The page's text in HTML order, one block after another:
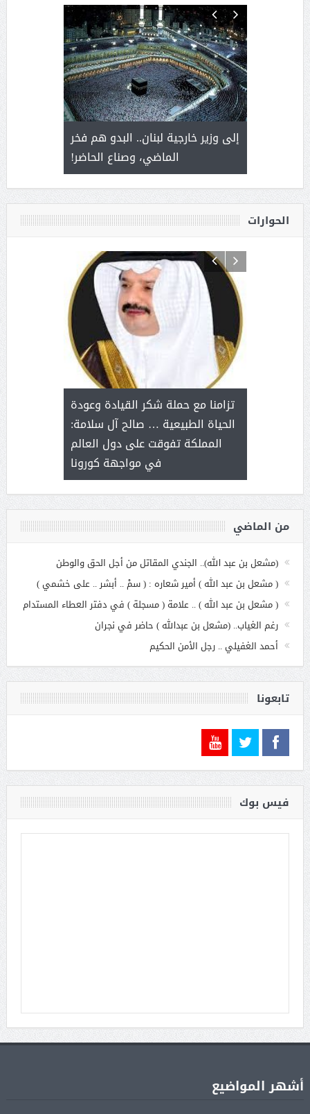
سلمان
إلى وزير خارجية لبنان.. البدو هم فخر
الماضي، وصناع الحاضر!
الحوارات
مع
بنت
تزامنا مع حملة شكر القيادة وعودة
الحياة الطبيعية … صالح آل سلامة:
المملكة تفوقت على دول العالم
في مواجهة كورونا
آل شرمه:
على برامج
هي أساس
من الماضي
(مشعل بن عبد الله).. الجندي المقاتل من أجل الحق والوطن
( مشعل بن عبد الله ) أمير شعاره : ( سمْ .. أبشر .. على خشمي )
( مشعل بن عبد الله ) .. علامة ( مسجلة ) في دفتر العطاء المستدام
رغم الغياب.. (مشعل بن عبدالله ) حاضر في نجران
أحمد الغفيلي .. رجل الأمن الحكيم
تابعونا
فيس بوك
أشهر المواضيع